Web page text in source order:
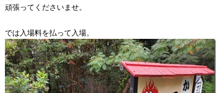
頑張ってくださいませ。
では入場料を払って入場。